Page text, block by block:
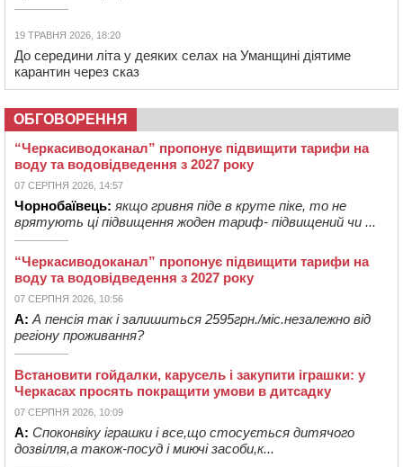
19 ТРАВНЯ 2026, 18:20
До середини літа у деяких селах на Уманщині діятиме
карантин через сказ
ОБГОВОРЕННЯ
“Черкасиводоканал” пропонує підвищити тарифи на
воду та водовідведення з 2027 року
07 СЕРПНЯ 2026, 14:57
Чорнобаївець: якщо гривня піде в круте піке, то не
врятують ці підвищення жоден тариф- підвищений чи ...
“Черкасиводоканал” пропонує підвищити тарифи на
воду та водовідведення з 2027 року
07 СЕРПНЯ 2026, 10:56
А: А пенсія так і залишиться 2595грн./міс.незалежно від
регіону проживання?
Встановити гойдалки, карусель і закупити іграшки: у
Черкасах просять покращити умови в дитсадку
07 СЕРПНЯ 2026, 10:09
А: Споконвіку іграшки і все,що стосується дитячого
дозвілля,а також-посуд і миючі засоби,к...